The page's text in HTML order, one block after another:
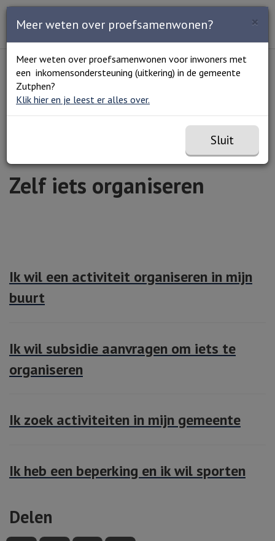
Open en sluit het
Menu
Lees voor
Uitleg woorden
Simpele tekst
Home Meedoen en meehelpen
iets organiseren
Zelf iets organiseren
Ik wil een activiteit organiseren in mijn
buurt
Ik wil subsidie aanvragen om iets te
organiseren
Ik zoek activiteiten in mijn gemeente
Ik heb een beperking en ik wil sporten
Delen
×
Meer weten over proefsamenwonen?
Meer weten over proefsamenwonen voor inwoners met
een inkomensondersteuning (uitkering) in de gemeente
Zutphen?
Klik hier en je leest er alles over.
Sluit